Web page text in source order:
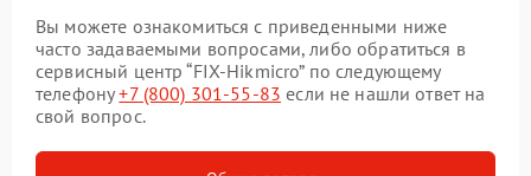
Вы можете ознакомиться с приведенными ниже
часто задаваемыми вопросами, либо обратиться в
сервисный центр “FIX-Hikmicro” по следующему
телефону+7 (800) 301-55-83 если не нашли ответ на
свой вопрос.